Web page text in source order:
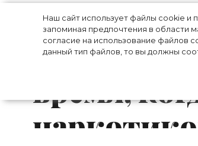
Наш сайт использует файлы cookie и
запоминая предпочтения в области
согласие на использование файлов
данный тип файлов, то вы должны
Деми
время,